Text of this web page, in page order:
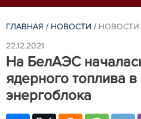
ГЛАВНАЯ / НОВОСТИ / НОВОСТИ
22.12.2021
На БелАЭС
ядерного топлива
энергоблока